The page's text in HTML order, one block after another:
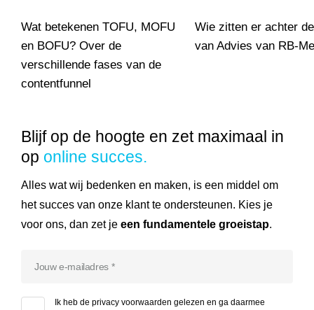
Wat betekenen TOFU, MOFU
en BOFU? Over de
verschillende fases van de
contentfunnel
Wie zitten er achter
van Advies van RB-
Blijf op de hoogte en zet maximaal in
op online succes.
Alles wat wij bedenken en maken, is een middel om
het succes van onze klant te ondersteunen. Kies je
voor ons, dan zet je een fundamentele groeistap.
Ik heb de privacy voorwaarden gelezen en ga daarmee